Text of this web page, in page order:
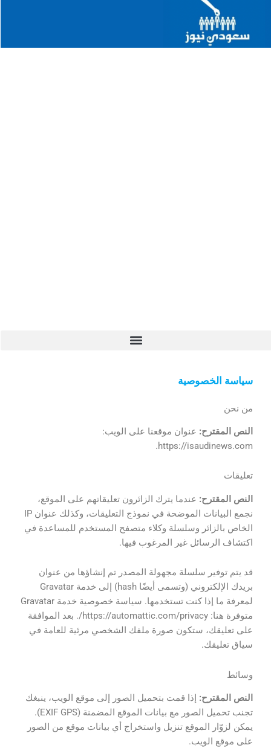
المحتوى
سياسة الخصوصية
من نحن
النص المقترح: عنوان موقعنا على الويب:
https://isaudinews.com.
تعليقات
النص المقترح: عندما يترك الزائرون تعليقاتهم على الموقع،
نجمع البيانات الموضحة في نموذج التعليقات، وكذلك عنوان IP
الخاص بالزائر وسلسلة وكلاء متصفح المستخدم للمساعدة في
اكتشاف الرسائل غير المرغوب فيها.
قد يتم توفير سلسلة مجهولة المصدر تم إنشاؤها من عنوان
بريدك الإلكتروني (وتسمى أيضًا hash) إلى خدمة Gravatar
لمعرفة ما إذا كنت تستخدمها. سياسة خصوصية خدمة Gravatar
متوفرة هنا: https://automattic.com/privacy/. بعد الموافقة
على تعليقك، ستكون صورة ملفك الشخصي مرئية للعامة في
سياق تعليقك.
وسائط
النص المقترح: إذا قمت بتحميل الصور إلى موقع الويب، ينبغك
تجنب تحميل الصور مع بيانات الموقع المضمنة (EXIF GPS).
يمكن لزوّار الموقع تنزيل واستخراج أي بيانات موقع من الصور
على موقع الويب.